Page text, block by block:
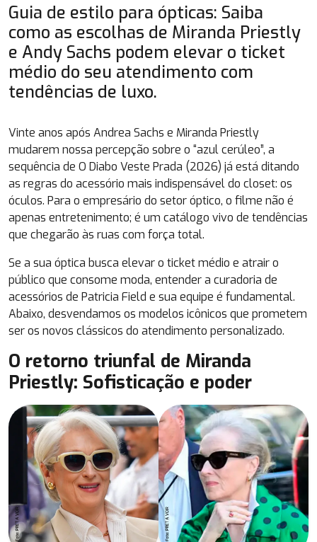
Guia de estilo para ópticas: Saiba
como as escolhas de Miranda Priestly
e Andy Sachs podem elevar o ticket
médio do seu atendimento com
tendências de luxo.
Vinte anos após Andrea Sachs e Miranda Priestly
mudarem nossa percepção sobre o “azul cerúleo”, a
sequência de O Diabo Veste Prada (2026) já está ditando
as regras do acessório mais indispensável do closet: os
óculos. Para o empresário do setor óptico, o filme não é
apenas entretenimento; é um catálogo vivo de tendências
que chegarão às ruas com força total.
Se a sua óptica busca elevar o ticket médio e atrair o
público que consome moda, entender a curadoria de
acessórios de Patricia Field e sua equipe é fundamental.
Abaixo, desvendamos os modelos icônicos que prometem
ser os novos clássicos do atendimento personalizado.
O retorno triunfal de Miranda
Priestly: Sofisticação e poder